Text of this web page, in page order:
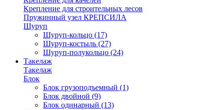
Крепление для строительных лесов
Пружинный узел КРЕПСИЛА
Шуруп
Шуруп-кольцо (17)
Шуруп-костыль (27)
Шуруп-полукольцо (24)
Такелаж
Такелаж
Блок
Блок грузоподъемный (1)
Блок двойной (9)
Блок одинарный (13)